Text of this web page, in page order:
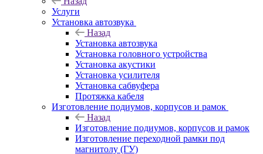
Услуги
Установка автозвука
Назад
Установка автозвука
Установка головного устройства
Установка акустики
Установка усилителя
Установка сабвуфера
Протяжка кабеля
Изготовление подиумов, корпусов и рамок
Назад
Изготовление подиумов, корпусов и рамок
Изготовление переходной рамки под
магнитолу (ГУ)